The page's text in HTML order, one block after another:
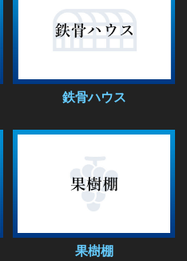
鉄骨ハウス
果樹棚